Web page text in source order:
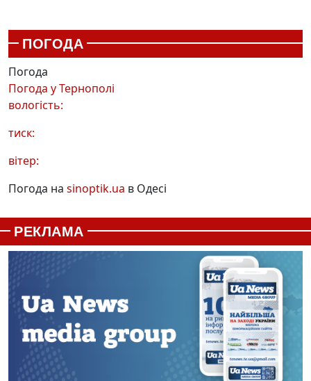
ПОГОДА
Погода
Погода уТернополі
вологість:
тиск:
вітер:
Погода на sinoptik.ua в Одесі
РЕКЛАМА